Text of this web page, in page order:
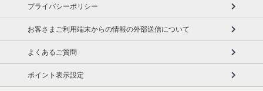
プライバシーポリシー
お客さまご利用端末からの情報の外部送信について
よくあるご質問
ポイント表示設定